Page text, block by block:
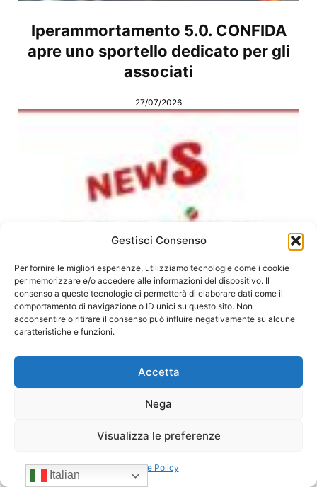
Gestisci Consenso
Per fornire le migliori esperienze, utilizziamo tecnologie come i cookie
per memorizzare e/o accedere alle informazioni del dispositivo. Il
consenso a queste tecnologie ci permetterà di elaborare dati come il
comportamento di navigazione o ID unici su questo sito. Non
acconsentire o ritirare il consenso può influire negativamente su alcune
caratteristiche e funzioni.
Accetta
Nega
Visualizza le preferenze
Cookie Policy
Iperammortamento 5.0. CONFIDA
apre uno sportello dedicato per gli
associati
27/07/2026
In CONFIDA l’ingresso di 4 nuovi
associati
Italian